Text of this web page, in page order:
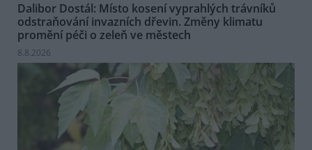
Dalibor Dostál: Místo kosení vyprahlých trávníků
odstraňování invazních dřevin. Změny klimatu
promění péči o zeleň ve městech
8.8.2026